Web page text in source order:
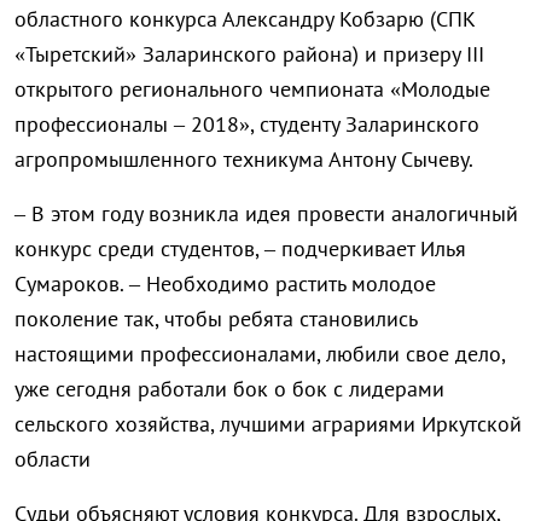
областного конкурса Александру Кобзарю (СПК
«Тыретский» Заларинского района) и призеру III
открытого регионального чемпионата «Молодые
профессионалы – 2018», студенту Заларинского
агропромышленного техникума Антону Сычеву.
– В этом году возникла идея провести аналогичный
конкурс среди студентов, – подчеркивает Илья
Сумароков. – Необходимо растить молодое
поколение так, чтобы ребята становились
настоящими профессионалами, любили свое дело,
уже сегодня работали бок о бок с лидерами
сельского хозяйства, лучшими аграриями Иркутской
области
Судьи объясняют условия конкурса. Для взрослых,